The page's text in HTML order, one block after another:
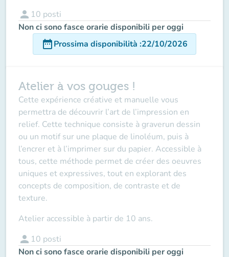
person 10 posti
Non ci sono fasce orarie disponibili per oggi
date_rangeProssima disponibilità :22/10/2026
Atelier à vos gouges !
Cette expérience créative et manuelle vous
permettra de découvrir l’art de l’impression en
relief. Cette technique consiste à graverun dessin
ou un motif sur une plaque de linoléum, puis à
l’encrer et à l’imprimer sur du papier. Accessible à
tous, cette méthode permet de créer des oeuvres
uniques et expressives, tout en explorant des
concepts de composition, de contraste et de
texture.
Atelier accessible à partir de 10 ans.
person 10 posti
Non ci sono fasce orarie disponibili per oggi